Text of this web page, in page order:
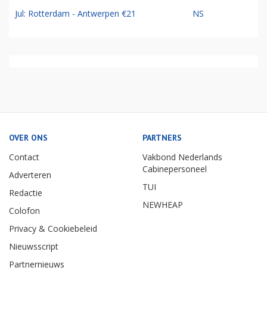
Jul: Rotterdam - Antwerpen €21 NS
OVER ONS
Contact
Adverteren
Redactie
Colofon
Privacy & Cookiebeleid
Nieuwsscript
Partnernieuws
PARTNERS
Vakbond Nederlands
Cabinepersoneel
TUI
NEWHEAP